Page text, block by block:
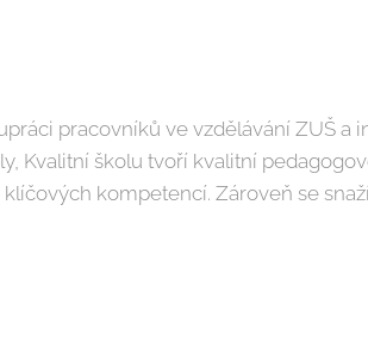
pracovníků ve vzdělávání ZUŠ a
Kvalitní školu tvoří kvalitní
kompetencí. Zároveň se